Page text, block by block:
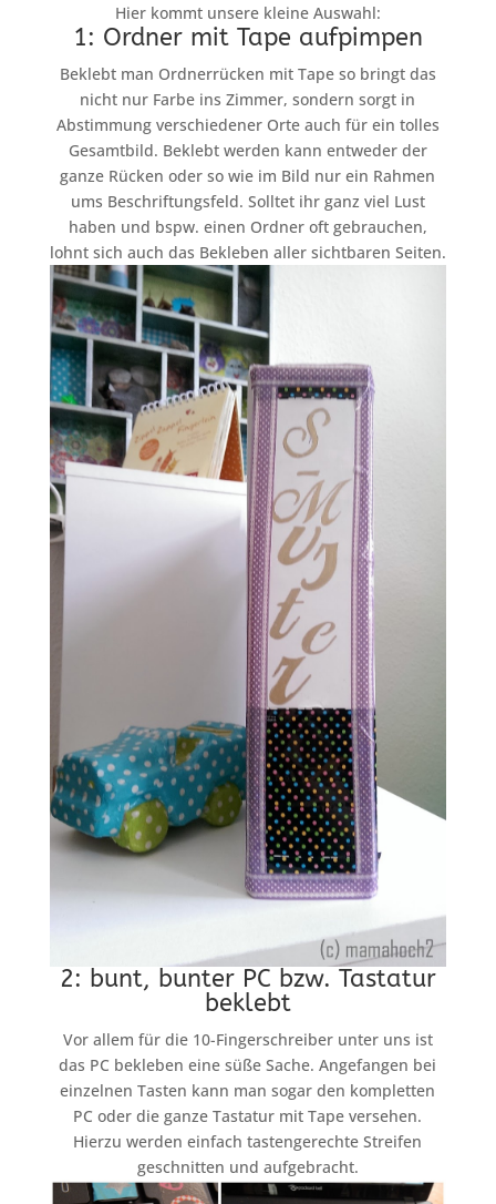
Hier kommt unsere kleine Auswahl:
1: Ordner mit Tape aufpimpen
Beklebt man Ordnerrücken mit Tape so bringt das
nicht nur Farbe ins Zimmer, sondern sorgt in
Abstimmung verschiedener Orte auch für ein tolles
Gesamtbild. Beklebt werden kann entweder der
ganze Rücken oder so wie im Bild nur ein Rahmen
ums Beschriftungsfeld. Solltet ihr ganz viel Lust
haben und bspw. einen Ordner oft gebrauchen,
lohnt sich auch das Bekleben aller sichtbaren Seiten.
2: bunt, bunter PC bzw. Tastatur
beklebt
Vor allem für die 10-Fingerschreiber unter uns ist
das PC bekleben eine süße Sache. Angefangen bei
einzelnen Tasten kann man sogar den kompletten
PC oder die ganze Tastatur mit Tape versehen.
Hierzu werden einfach tastengerechte Streifen
geschnitten und aufgebracht.